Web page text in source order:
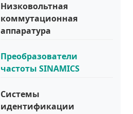
Низковольтная
коммутационная
аппаратура
Преобразователи
частоты SINAMICS
Системы
идентификации